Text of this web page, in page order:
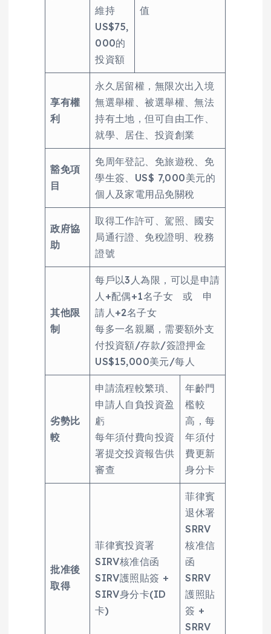
維持
US$75,
000的
投資額
值
享有權
利
永久居留權，無限次出入境
無選舉權、被選舉權、無法
持有土地，但可自由工作、
就學、居住、投資創業
豁免項
目
免周年登記、免旅遊稅、免
學生簽、US$ 7,000美元的
個人及家電用品免關稅
政府協
助
取得工作許可、駕照、國安
局通行證、免稅證明、稅務
證號
其他限
制
每戶以3人為限，可以是申請
人+配偶+1名子女 或 申
請人+2名子女
每多一名親屬，需要額外支
付投資額/存款/簽證押金
US$15,000美元/每人
劣勢比
較
申請流程較繁瑣、
申請人自負投資盈
虧
每年須付費向投資
署提交投資報告供
審查
年齡門
檻較
高，每
年須付
費更新
身分卡
批准後
取得
菲律賓投資署
SIRV核准信函
SIRV護照貼簽 +
SIRV身分卡(ID
卡)
菲律賓
退休署
SRRV
核准信
函
SRRV
護照貼
簽 +
SRRV